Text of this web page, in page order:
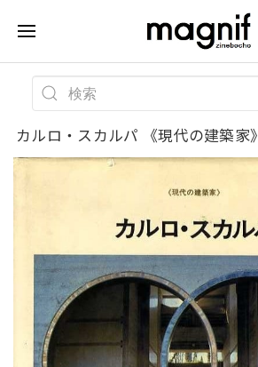
カルロ・スカルパ 《現代の建築家》